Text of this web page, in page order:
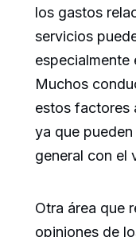
los gastos
servicios
especialmente
Muchos
estos factores
ya que
general con el
Otra área que
opiniones de